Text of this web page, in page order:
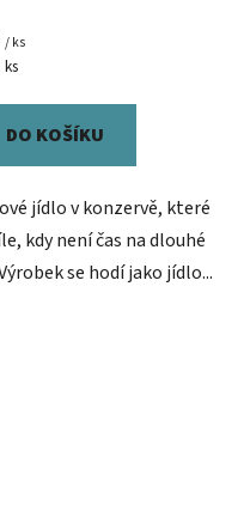
/ ks
DO KOŠÍKU
jídlo v konzervě, které
kdy není čas na dlouhé
se hodí jako jídlo...